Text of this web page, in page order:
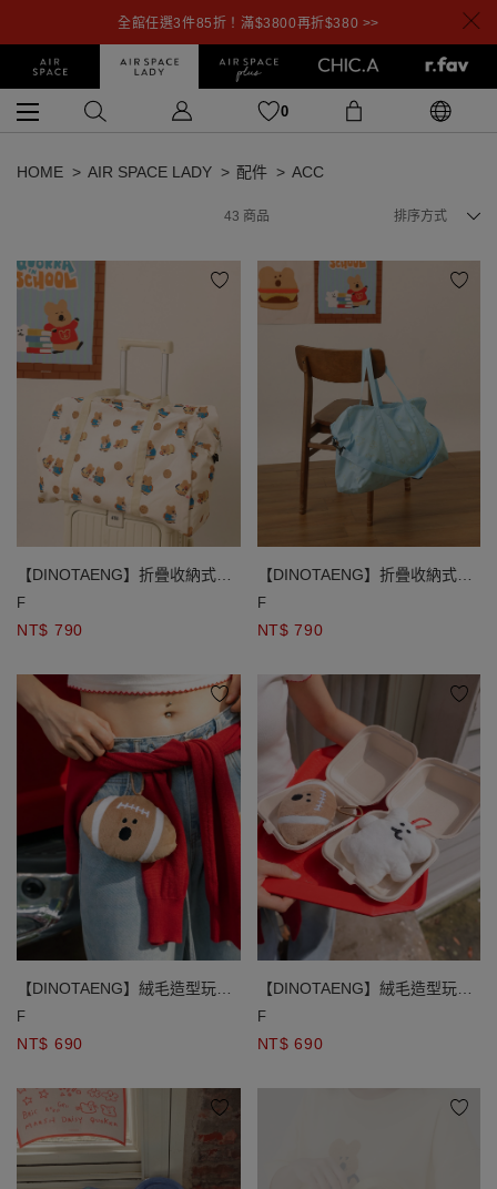
全館任選3件85折！滿$3800再折$380 >>
0
HOME AIR SPACE LADY 配件 ACC
43 商品 排序方式
【DINOTAENG】折疊收納式滿
版印花旅行袋
F
NT$ 790
【DINOTAENG】折疊收納式滿
版印花旅行袋
F
NT$ 790
【DINOTAENG】絨毛造型玩偶
收納購物袋吊飾
F
NT$ 690
【DINOTAENG】絨毛造型玩偶
收納購物袋吊飾
F
NT$ 690